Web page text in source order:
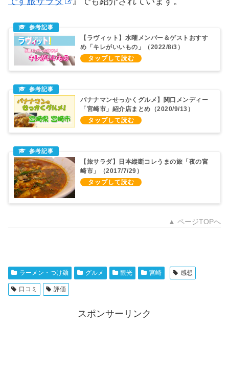
【ラヴィット】水曜メンバー＆ゲストおすす
め「キレがいいもの」（2022/8/3）
バナナマンせっかくグルメ】関口メンディー
「宮崎市」紹介店まとめ（2020/9/13）
【旅サラダ】日本縦断コレうまの旅「夜の宮
崎市」（2017/7/29）
▲ ページTOPへ
ラーメン・つけ麺 グルメ 観光 宮崎 感想
口コミ 評価
スポンサーリンク